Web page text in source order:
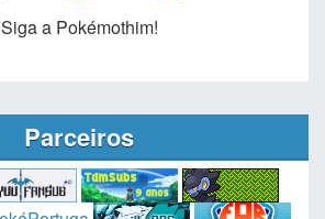
Siga a Pokémothim!
Parceiros